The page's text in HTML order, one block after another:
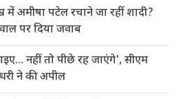
में अमीषा पटेल रचाने जा रहीं शादी?
पर दिया जवाब
नहीं तो पीछे रह जाएंगे', सीएम
ने की अपील